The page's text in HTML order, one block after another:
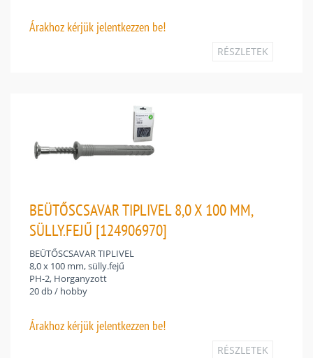
Árakhoz kérjük jelentkezzen be!
RÉSZLETEK
BEÜTŐSCSAVAR TIPLIVEL 8,0 X 100 MM,
SÜLLY.FEJŰ [124906970]
BEÜTŐSCSAVAR TIPLIVEL
8,0 x 100 mm, sülly.fejű
PH-2, Horganyzott
20 db / hobby
Árakhoz kérjük jelentkezzen be!
RÉSZLETEK